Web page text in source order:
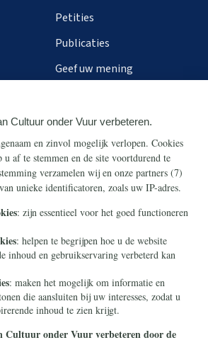
Petities
Publicaties
Geef uw mening
Info
Contact
Ontvang onze Telegram-
berichten